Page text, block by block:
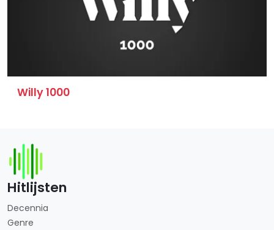
Willy 1000
Hitlijsten
Decennia
Genre